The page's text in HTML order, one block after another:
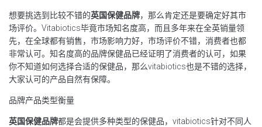
想要挑选到比较不错的英国保健品牌，那么肯定还是要确定好其市
场评价。Vitabiotics毕竟市场知名度高，而且多年来在全英销量领
先，在全球都有销售，市场影响力好，市场评价不错，消费者也都
非常认可。知名度高的品牌保健品已经证明了消费者的认可，如果
你不知道如何选择合适的保健品，那么vitabiotics也是不错的选择，
大家认可的产品自然有保障。
品牌产品类型衡量
英国保健品牌都是会提供多种类型的保健品，vitabiotics针对不同人